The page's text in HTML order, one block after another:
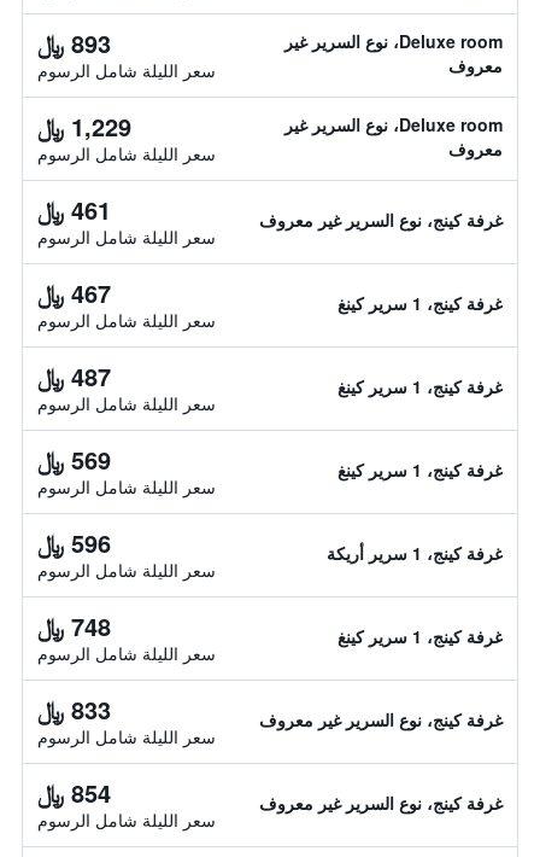
Deluxe room، نوع السرير غير
معروف
893 ﷼
سعر الليلة شامل الرسوم
Deluxe room، نوع السرير غير
معروف
1,229 ﷼
سعر الليلة شامل الرسوم
غرفة كينج، نوع السرير غير معروف 461 ﷼
سعر الليلة شامل الرسوم
غرفة كينج، 1 سرير كينغ 467 ﷼
سعر الليلة شامل الرسوم
غرفة كينج، 1 سرير كينغ 487 ﷼
سعر الليلة شامل الرسوم
غرفة كينج، 1 سرير كينغ 569 ﷼
سعر الليلة شامل الرسوم
غرفة كينج، 1 سرير أريكة 596 ﷼
سعر الليلة شامل الرسوم
غرفة كينج، 1 سرير كينغ 748 ﷼
سعر الليلة شامل الرسوم
غرفة كينج، نوع السرير غير معروف 833 ﷼
سعر الليلة شامل الرسوم
غرفة كينج، نوع السرير غير معروف 854 ﷼
سعر الليلة شامل الرسوم